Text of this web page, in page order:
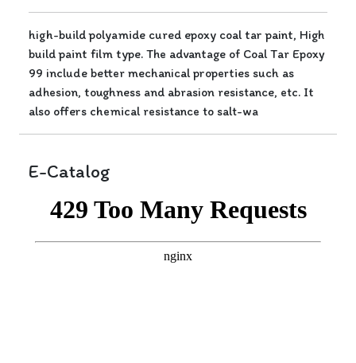
high-build polyamide cured epoxy coal tar paint, High
build paint film type. The advantage of Coal Tar Epoxy
99 include better mechanical properties such as
adhesion, toughness and abrasion resistance, etc. It
also offers chemical resistance to salt-wa
E-Catalog